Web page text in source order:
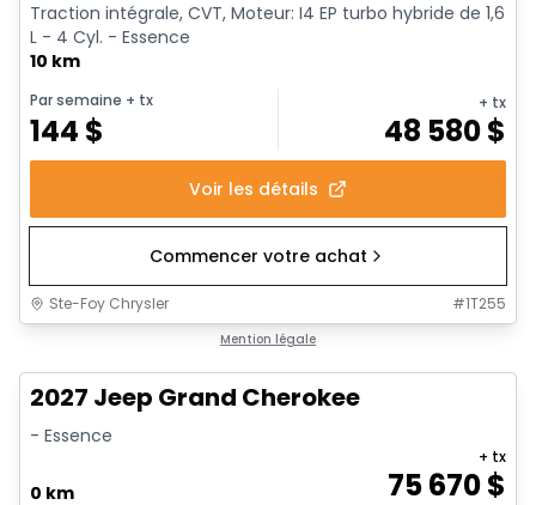
Traction intégrale, CVT, Moteur: I4 EP turbo hybride de 1,6
L - 4 Cyl. - Essence
10 km
Par semaine + tx
144 $
+ tx
48 580$
Voir les détails
Commencer votre achat
Ste-Foy Chrysler #1T255
Mention légale
2027 Jeep Grand Cherokee
- Essence
0 km 75 670$
+ tx